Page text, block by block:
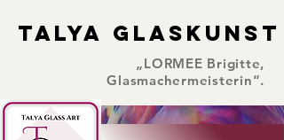
TALYA GLASKUNST
TALYA GLASKUNST
„LORMEE Brigitte,
Glasmachermeisterin“.